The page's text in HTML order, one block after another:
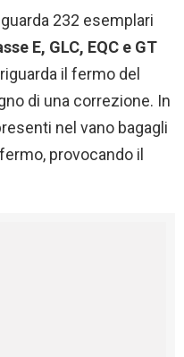
232 esemplari
E, GLC, EQC e GT
il fermo del
di una correzione. In
nel vano bagagli
provocando il